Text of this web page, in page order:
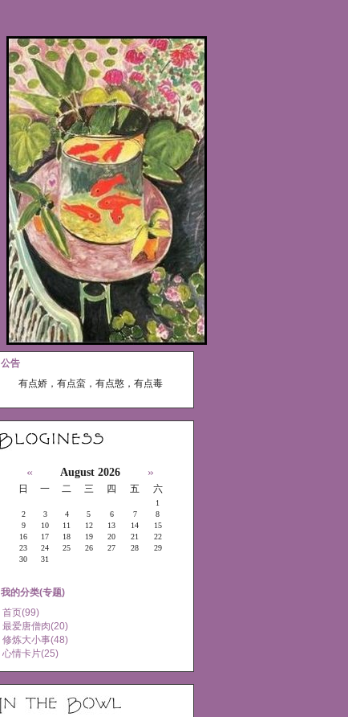
公告
有点娇，有点蛮，有点憨，有点毒
« August 2026 »
日 一 二 三 四 五 六
1
2
3 4 5 6 7
8
9
10 11 12 13 14
15
16
17 18 19 20 21
22
23
24 25 26 27 28
29
30
31
我的分类(专题)
首页(99)
最爱唐僧肉(20)
修炼大小事(48)
心情卡片(25)